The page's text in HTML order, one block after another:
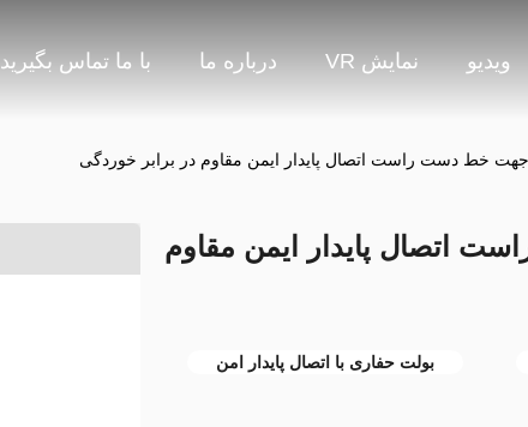
ویدیو نمایش VR درباره ما با ما تماس بگیرید
خط دست راست اتصال پایدار ایمن مقاوم در برابر خوردگی
اتصال پایدار ایمن مقاوم
بولت حفاری با اتصال پایدار امن